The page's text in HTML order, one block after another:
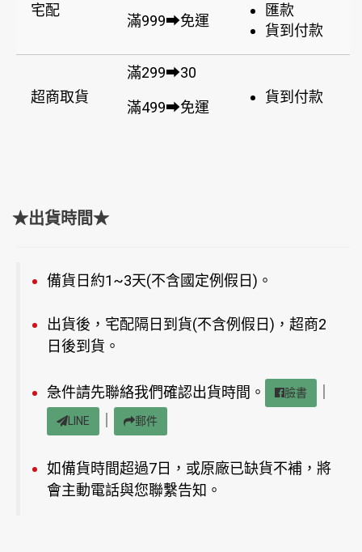
宅配
滿999➡免運
匯款
貨到付款
超商取貨
滿299➡30
滿499➡免運
貨到付款
★出貨時間★
備貨日約1~3天(不含國定例假日)。
出貨後，宅配隔日到貨(不含例假日)，超商2
日後到貨。
急件請先聯絡我們確認出貨時間。 臉書
LINE 郵件
如備貨時間超過7日，或原廠已缺貨不補，將
會主動電話與您聯繫告知。